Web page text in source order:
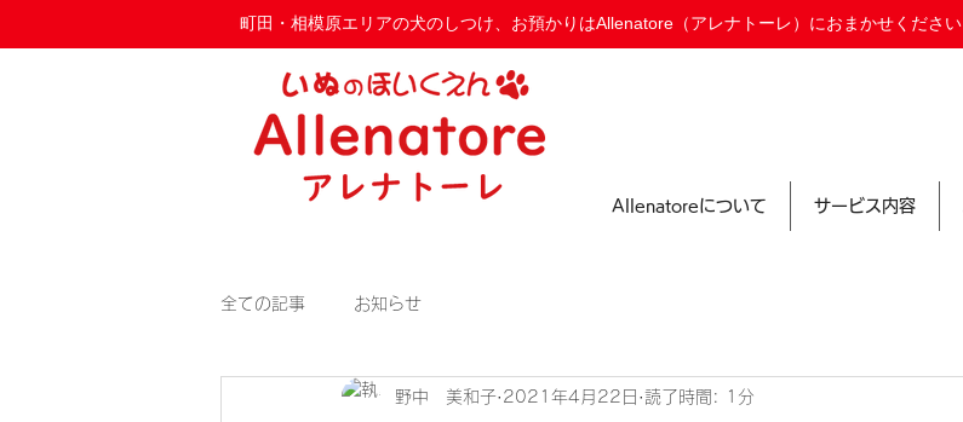
​町田・相模原エリアの犬のしつけ、お預かりはAllenatore（アレナトーレ）におまかせください
Allenatoreについて サービス内容
全ての記事 お知らせ
野中 美和子 2021年4月22日 読了時間: 1分